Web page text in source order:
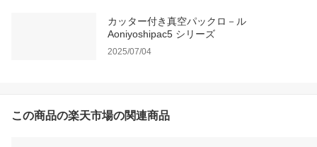
カッター付き真空パックロ－ル
Aoniyoshipac5 シリーズ
2025/07/04
この商品の楽天市場の関連商品